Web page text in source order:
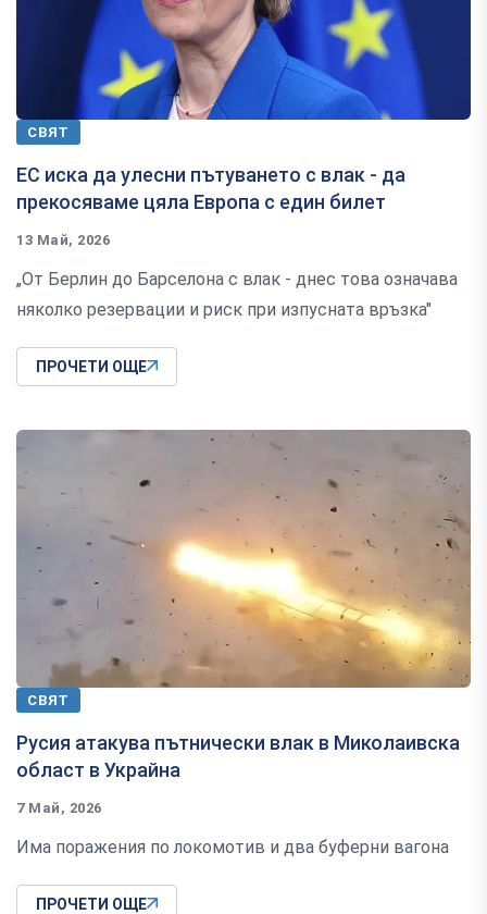
СВЯТ
ЕС иска да улесни пътуването с влак - да
прекосяваме цяла Европа с един билет
13 Май, 2026
„От Берлин до Барселона с влак - днес това означава
няколко резервации и риск при изпусната връзка"
ПРОЧЕТИ ОЩЕ
СВЯТ
Русия атакува пътнически влак в Миколаивска
област в Украйна
7 Май, 2026
Има поражения по локомотив и два буферни вагона
ПРОЧЕТИ ОЩЕ